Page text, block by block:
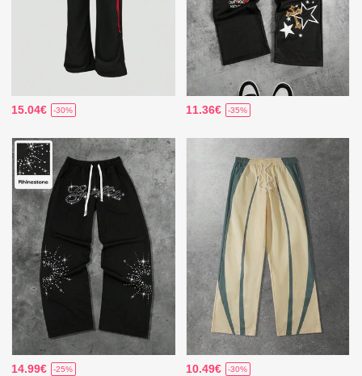
15.04€ -30% 11.36€ -35%
14.99€ -25% 10.49€ -30%